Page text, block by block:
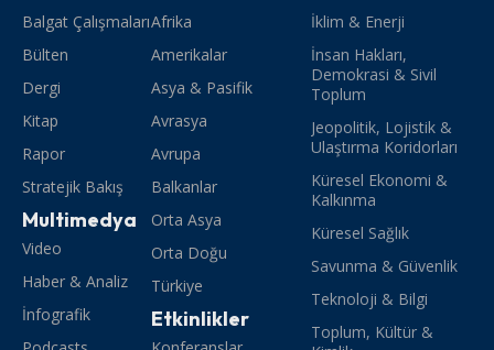
Balgat Çalışmaları
Bülten
Dergi
Kitap
Rapor
Stratejik Bakış
Multimedya
Video
Haber & Analiz
İnfografik
Afrika
Amerikalar
Asya & Pasifik
Avrasya
Avrupa
Balkanlar
Orta Asya
Orta Doğu
Türkiye
Etkinlikler
İklim & Enerji
İnsan Hakları,
Demokrasi & Sivil
Toplum
Jeopolitik, Lojistik &
Ulaştırma Koridorları
Küresel Ekonomi &
Kalkınma
Küresel Sağlık
Savunma & Güvenlik
Teknoloji & Bilgi
Toplum, Kültür &